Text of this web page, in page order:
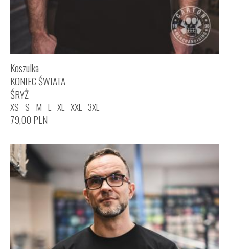
Koszulka
KONIEC ŚWIATA
ŚRYŻ
XS S M L XL XXL 3XL
79,00 PLN